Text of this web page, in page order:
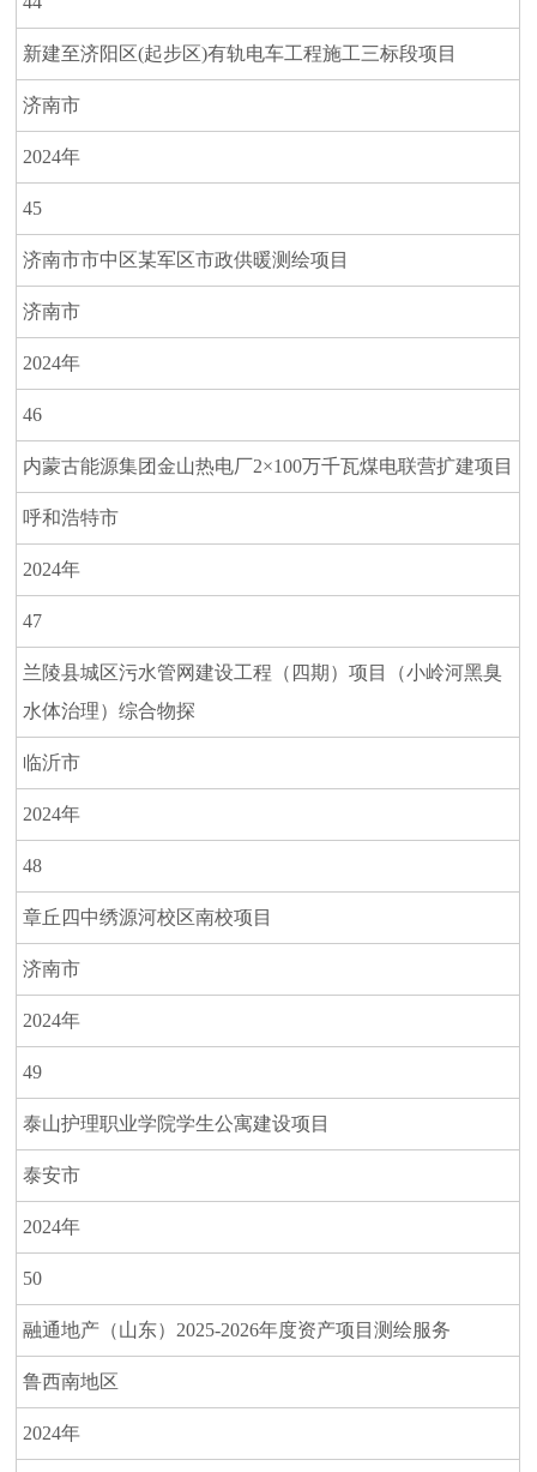
新建至济阳区(起步区)有轨电车工程施工三标段项目
济南市
2024年
45
济南市市中区某军区市政供暖测绘项目
济南市
2024年
46
内蒙古能源集团金山热电厂2×100万千瓦煤电联营扩建项目
呼和浩特市
2024年
47
兰陵县城区污水管网建设工程（四期）项目（小岭河黑臭
水体治理）综合物探
临沂市
2024年
48
章丘四中绣源河校区南校项目
济南市
2024年
49
泰山护理职业学院学生公寓建设项目
泰安市
2024年
50
融通地产（山东）2025-2026年度资产项目测绘服务
鲁西南地区
2024年